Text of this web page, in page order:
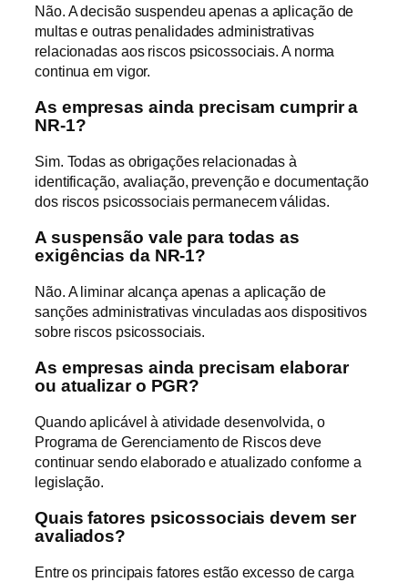
Não. A decisão suspendeu apenas a aplicação de
multas e outras penalidades administrativas
relacionadas aos riscos psicossociais. A norma
continua em vigor.
As empresas ainda precisam cumprir a
NR-1?
Sim. Todas as obrigações relacionadas à
identificação, avaliação, prevenção e documentação
dos riscos psicossociais permanecem válidas.
A suspensão vale para todas as
exigências da NR-1?
Não. A liminar alcança apenas a aplicação de
sanções administrativas vinculadas aos dispositivos
sobre riscos psicossociais.
As empresas ainda precisam elaborar
ou atualizar o PGR?
Quando aplicável à atividade desenvolvida, o
Programa de Gerenciamento de Riscos deve
continuar sendo elaborado e atualizado conforme a
legislação.
Quais fatores psicossociais devem ser
avaliados?
Entre os principais fatores estão excesso de carga